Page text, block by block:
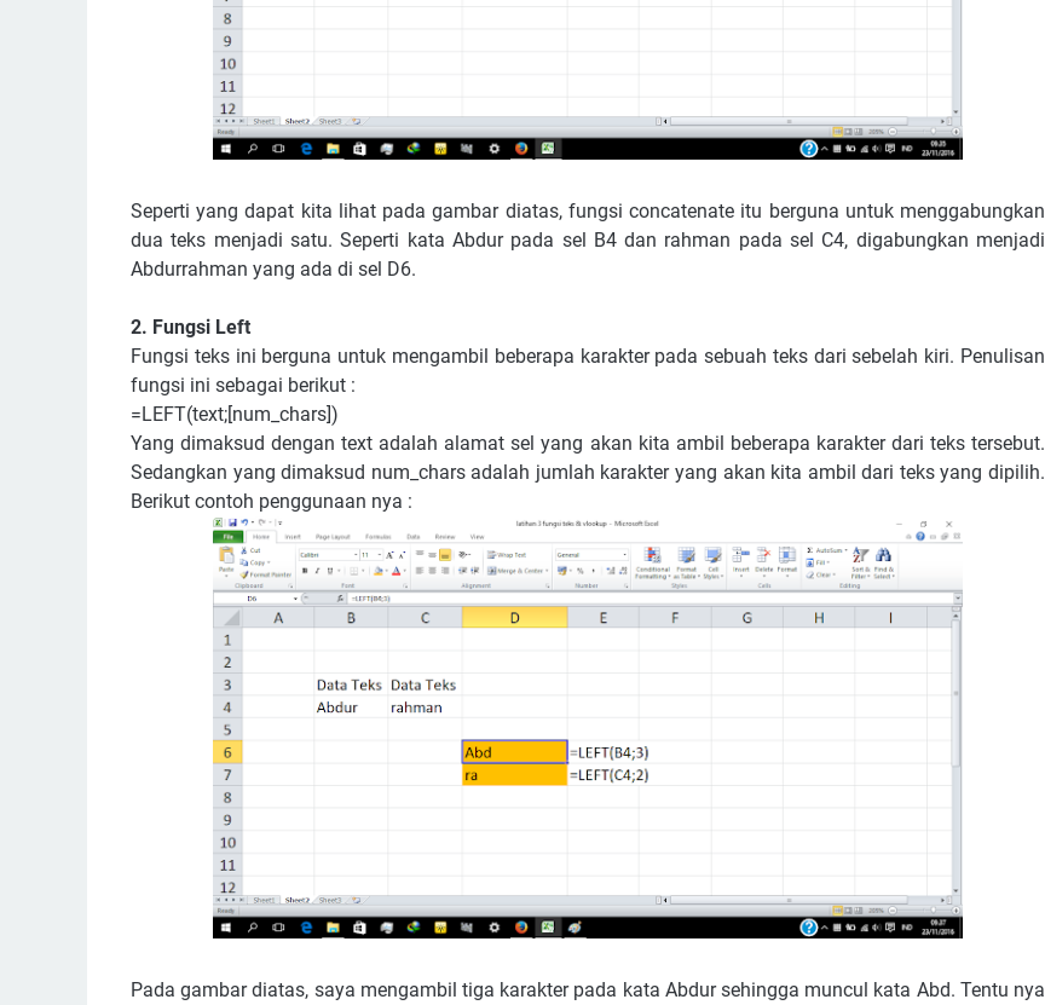
Seperti yang dapat kita lihat pada gambar diatas, fungsi concatenate itu berguna untuk menggabungkan
dua teks menjadi satu. Seperti kata Abdur pada sel B4 dan rahman pada sel C4, digabungkan menjadi
Abdurrahman yang ada di sel D6.
2. Fungsi Left
Fungsi teks ini berguna untuk mengambil beberapa karakter pada sebuah teks dari sebelah kiri. Penulisan
fungsi ini sebagai berikut :
=LEFT(text;[num_chars])
Yang dimaksud dengan text adalah alamat sel yang akan kita ambil beberapa karakter dari teks tersebut.
Sedangkan yang dimaksud num_chars adalah jumlah karakter yang akan kita ambil dari teks yang dipilih.
Berikut contoh penggunaan nya :
Pada gambar diatas, saya mengambil tiga karakter pada kata Abdur sehingga muncul kata Abd. Tentu nya